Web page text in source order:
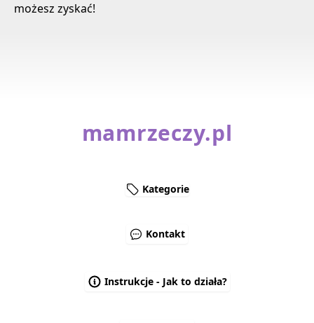
możesz zyskać!
mamrzeczy.pl
Kategorie
Kontakt
Instrukcje - Jak to działa?